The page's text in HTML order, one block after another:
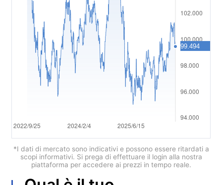
简体中文
Tiếng việt
Bahasa Indonesia
Bahasa Melayu
*I dati di mercato sono indicativi e possono essere ritardati a
scopi informativi. Si prega di effettuare il login alla nostra
piattaforma per accedere ai prezzi in tempo reale.